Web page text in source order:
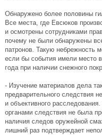
Обнаружено более половины
Все места, где Евсюков
и осмотрены сотрудниками
почему не были обнаружены
патронов. Такую небрежность
если бы события имели место
года при наличии снежного
- Изучение материалов дела
предварительного следствия
и объективного
органами следствия не была
наличия следов оружейной
лишний раз подтверждает